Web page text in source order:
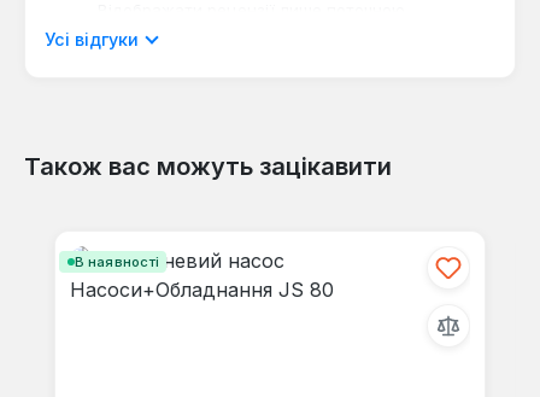
мовою.
Відгуків не знайдено. Поділіться
Усі відгуки
Також вас можуть зацікавити
В наявності